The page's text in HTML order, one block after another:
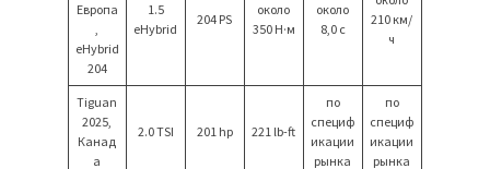
Европа
,
eHybrid
204
1.5
eHybrid
204 PS
около
350 Н·м
около
8,0 с
210 км/
ч
Tiguan
2025,
Канад
а
2.0 TSI 201 hp 221 lb-ft
по
специф
икации
рынка
по
специф
икации
рынка